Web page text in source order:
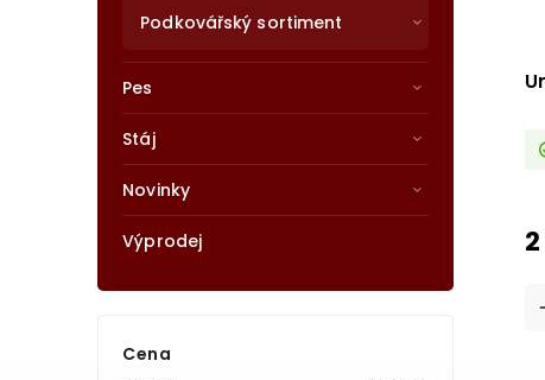
Podkovářský sortiment
Pes
Stáj
Novinky
Výprodej
Cena